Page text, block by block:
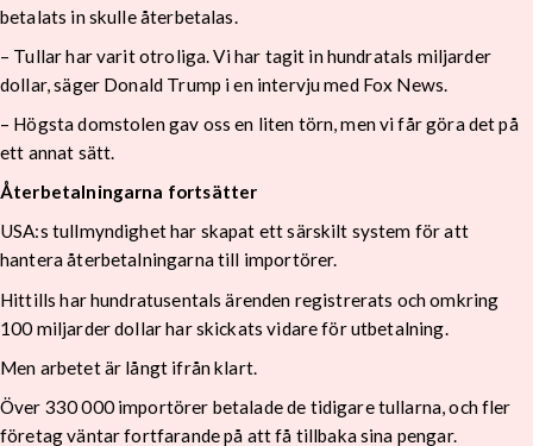
betalats in skulle återbetalas.
– Tullar har varit otroliga. Vi har tagit in hundratals miljarder
dollar, säger Donald Trump i en intervju med Fox News.
– Högsta domstolen gav oss en liten törn, men vi får göra det på
ett annat sätt.
Återbetalningarna fortsätter
USA:s tullmyndighet har skapat ett särskilt system för att
hantera återbetalningarna till importörer.
Hittills har hundratusentals ärenden registrerats och omkring
100 miljarder dollar har skickats vidare för utbetalning.
Men arbetet är långt ifrån klart.
Över 330 000 importörer betalade de tidigare tullarna, och fler
företag väntar fortfarande på att få tillbaka sina pengar.